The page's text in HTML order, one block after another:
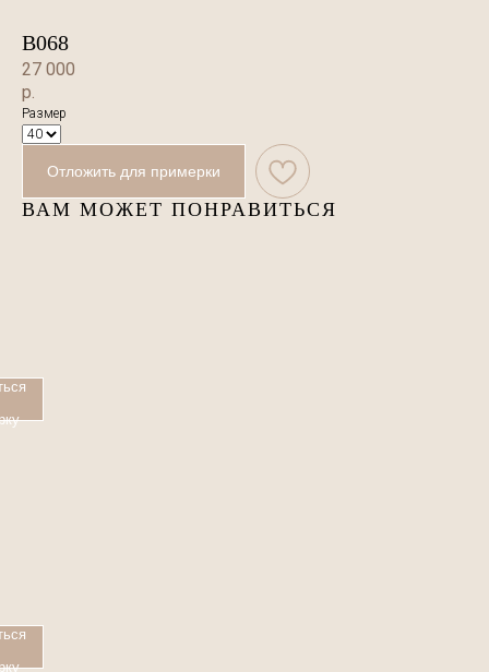
В068
27 000
р.
Размер
Отложить для примерки
ВАМ МОЖЕТ ПОНРАВИТЬСЯ